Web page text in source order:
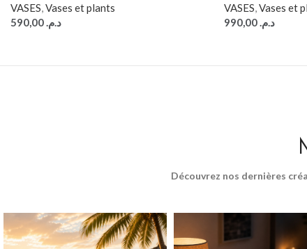
VASES Vases et plants
د.م.
VASES Vases et
د.م. 990,00
Découvrez nos dernières